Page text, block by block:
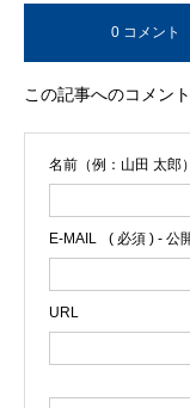
0 コメント
この記事へのコメン
名前（例：山田 太郎）
E-MAIL ( 必須 ) - 公
URL